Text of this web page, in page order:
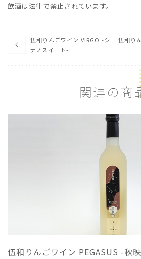
飲酒は法律で禁止されています。
伍和りんごワイン VIRGO -シ
ナノスイート-
伍和り
関連の商
伍和りんごワイン PEGASUS -秋